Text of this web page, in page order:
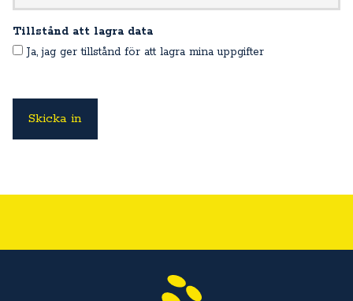
Tillstånd att lagra data
Ja, jag ger tillstånd för att lagra mina uppgifter